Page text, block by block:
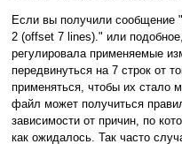
Если вы получили сообщение
2 (offset 7 lines)." или
регулировала применяемые
передвинуться на 7 строк от
применяться, чтобы их стало
файл может получиться
зависимости от причин, по
как ожидалось. Так часто